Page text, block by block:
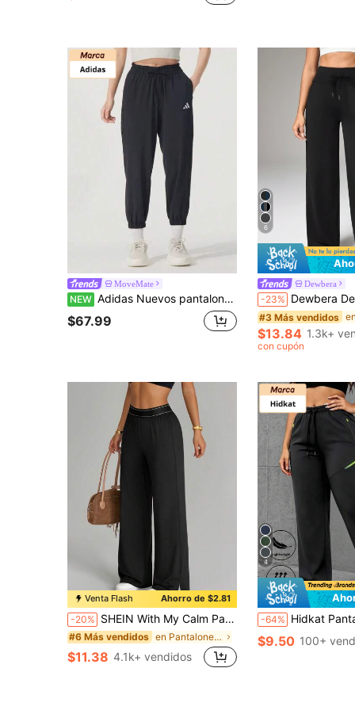
MoveMate
NEW Adidas Nuevos pantalones deportivos para mujer, pantalones casuales transpirables para exteriores, pantalones largos de tejido plano
$67.99
6
Dewbera
-23% Dewbera Dewbera Pantalones deportivos y de yoga
#3 Más vendidos
$13.84 1.3k+
con cupón
Venta Flash Ahorro de $2.81
-20% SHEIN With My Calm Pantalones deportivos cómodos y estilizadores con diseño de abertura lateral y cintura elástica alta en color negro versátil y casual
#6 Más vendidos en Pantalones deportivos de mujer
$11.38 4.1k+ vendidos
4
-64% Hidkat Pantalones rectos casuales de unicolor minimalista para mujer primavera/otoño con
$9.50 100+